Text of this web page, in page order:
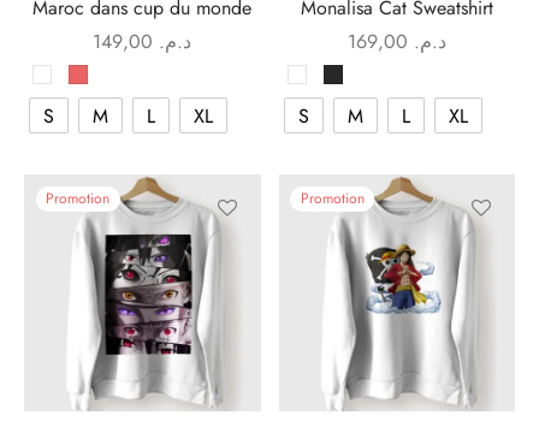
Maroc dans cup du monde
د.م.
S M L XL
Monalisa Cat Sweatshirt
د.م.
S M L XL
Promotion Promotion